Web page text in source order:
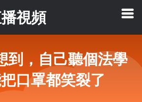
視頻
到，自己聽個法學
口罩都笑裂了